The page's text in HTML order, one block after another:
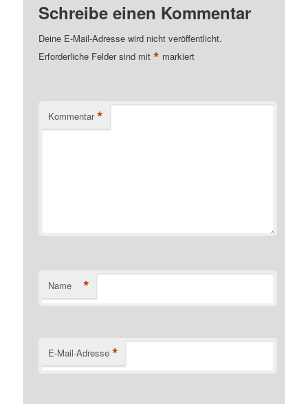
Schreibe einen Kommentar
Deine E-Mail-Adresse wird nicht veröffentlicht.
Erforderliche Felder sind mit* markiert
Kommentar *
Name *
E-Mail-Adresse *